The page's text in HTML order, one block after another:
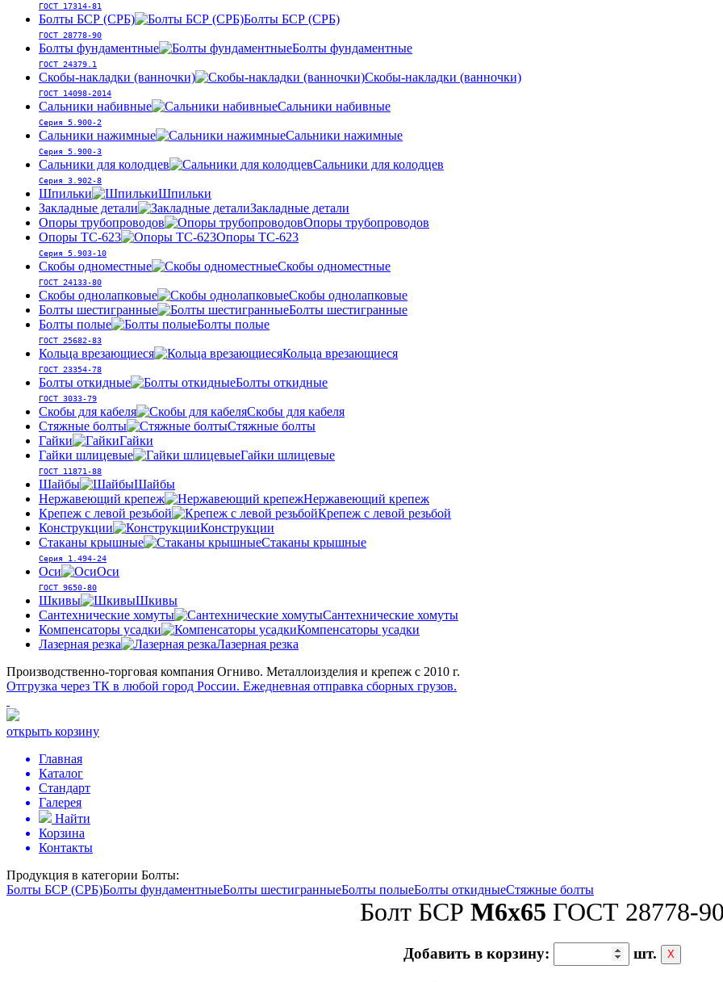
ГОСТ 17314-81
Болты БСР (СРБ) Болты БСР (СРБ)
ГОСТ 28778-90
Болты фундаментные Болты фундаментные
ГОСТ 24379.1
Скобы-накладки (ванночки) Скобы-накладки (ванночки)
ГОСТ 14098-2014
Сальники набивные Сальники набивные
Серия 5.900-2
Сальники нажимные Сальники нажимные
Серия 5.900-3
Сальники для колодцев Сальники для колодцев
Серия 3.902-8
Шпильки
Шпильки
Закладные детали
Закладные детали
Опоры трубопроводов
Опоры трубопроводов
Опоры ТС-623
Опоры ТС-623
Серия 5.903-10
Скобы одноместные Скобы одноместные
ГОСТ 24133-80
Скобы однолапковые
Скобы однолапковые
Болты шестигранные
Болты шестигранные
Болты полые
Болты полые
ГОСТ 25682-83
Кольца врезающиеся Кольца врезающиеся
ГОСТ 23354-78
Болты откидные Болты откидные
ГОСТ 3033-79
Скобы для кабеля
Скобы для кабеля
Стяжные болты
Стяжные болты
Гайки
Гайки
Гайки шлицевые
Гайки шлицевые
ГОСТ 11871-88
Шайбы
Шайбы
Нержавеющий крепеж
Нержавеющий крепеж
Крепеж с левой резьбой
Крепеж с левой резьбой
Конструкции
Конструкции
Стаканы крышные
Стаканы крышные
Серия 1.494-24
Оси Оси
ГОСТ 9650-80
Шкивы
Шкивы
Сантехнические хомуты
Сантехнические хомуты
Компенсаторы усадки
Компенсаторы усадки
Лазерная резка
Лазерная резка
Производственно-торговая компания Огниво. Металлоизделия и крепеж с 2010 г.
Отгрузка через ТК в любой город России. Ежедневная отправка сборных грузов.
открыть корзину
Главная
Каталог
Стандарт
Галерея
Найти
Корзина
Контакты
Продукция в категории Болты:
Болты БСР (СРБ)Болты фундаментныеБолты шестигранныеБолты полыеБолты откидныеСтяжные болты
Болт БСР M6x65 ГОСТ 28778-
Добавить в корзину: шт. Х